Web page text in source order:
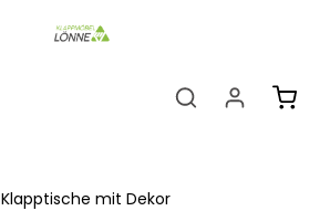
Klapptische mit Dekor